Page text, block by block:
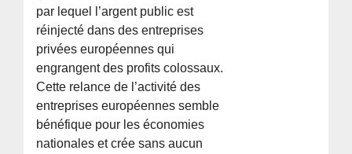
par lequel l’argent public est
réinjecté dans des entreprises
privées européennes qui
engrangent des profits colossaux.
Cette relance de l’activité des
entreprises européennes semble
bénéfique pour les économies
nationales et crée sans aucun